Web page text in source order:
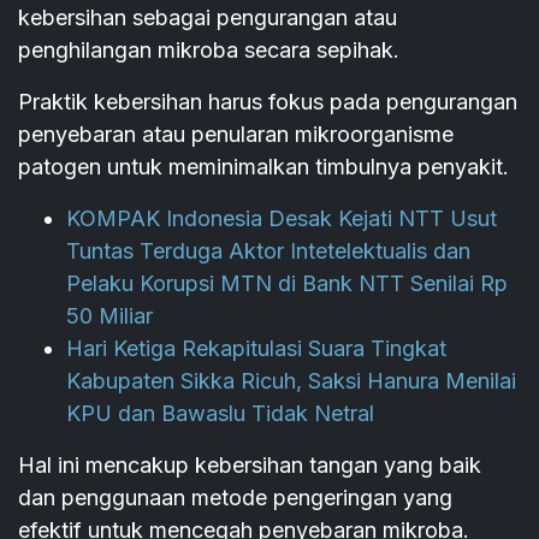
kebersihan sebagai pengurangan atau
penghilangan mikroba secara sepihak.
Praktik kebersihan harus fokus pada pengurangan
penyebaran atau penularan mikroorganisme
patogen untuk meminimalkan timbulnya penyakit.
KOMPAK Indonesia Desak Kejati NTT Usut
Tuntas Terduga Aktor Intetelektualis dan
Pelaku Korupsi MTN di Bank NTT Senilai Rp
50 Miliar
Hari Ketiga Rekapitulasi Suara Tingkat
Kabupaten Sikka Ricuh, Saksi Hanura Menilai
KPU dan Bawaslu Tidak Netral
Hal ini mencakup kebersihan tangan yang baik
dan penggunaan metode pengeringan yang
efektif untuk mencegah penyebaran mikroba.